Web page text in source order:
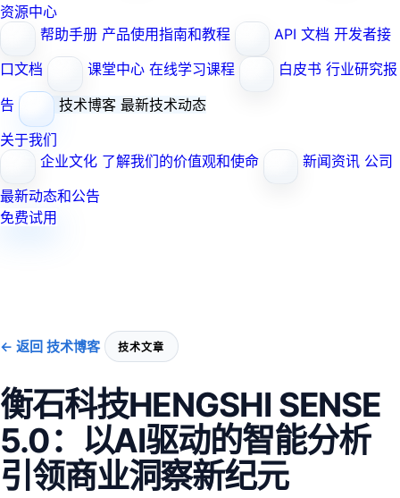
资源中心
帮助手册 产品使用指南和教程 API 文档 开发者接
口文档
课堂中心 在线学习课程 白皮书 行业研究报
告
技术博客 最新技术动态
关于我们
企业文化 了解我们的价值观和使命 新闻资讯 公司
最新动态和公告
免费试用
← 返回 技术博客 技术文章
衡石科技HENGSHI SENSE
5.0：以AI驱动的智能分析
引领商业洞察新纪元